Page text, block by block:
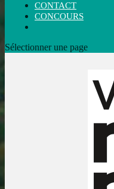
CONTACT
CONCOURS
Sélectionner une page